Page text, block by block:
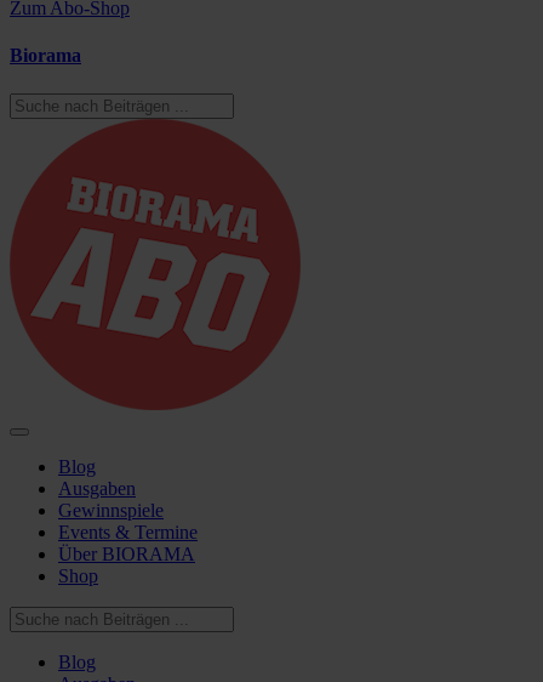
Zum Abo-Shop
Biorama
Blog
Ausgaben
Gewinnspiele
Events & Termine
Über BIORAMA
Shop
Blog